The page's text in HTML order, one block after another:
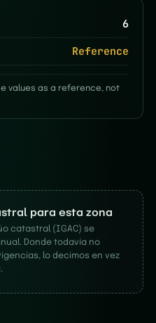
6
Reference
values as a reference, not
para esta zona
catastral (IGAC) se
Donde todavía no
lo decimos en vez